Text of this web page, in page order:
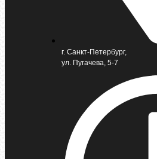
г. Санкт-Петербург,
ул. Пугачева, 5-7